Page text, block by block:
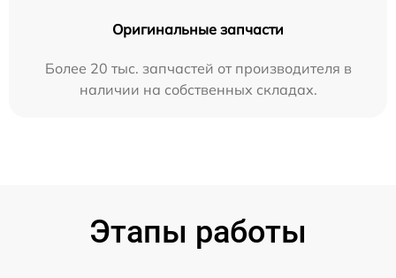
Оригинальные запчасти
Более 20 тыс. запчастей от производителя в
наличии на собственных складах.
Этапы работы